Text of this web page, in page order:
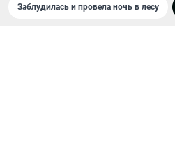
Заблудилась и провела ночь в лесу